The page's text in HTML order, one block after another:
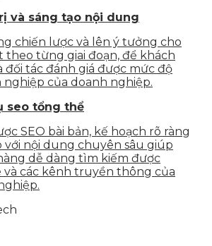
và sáng tạo nội dung
chiến lược và lên ý tưởng cho
theo từng giai đoạn, để khách
đối tác đánh giá được mức độ
của doanh nghiệp.
seo tổng thể
SEO bài bản, kế hoạch rõ ràng
với nội dung chuyên sâu giúp
dễ dàng tìm kiếm được
và các kênh truyền thông của